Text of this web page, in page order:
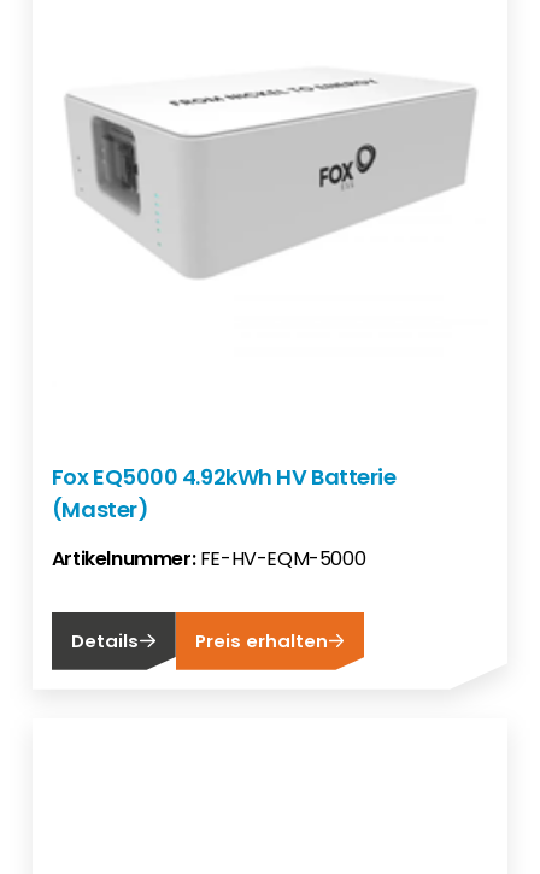
Fox EQ5000 4.92kWh HV Batterie
(Master)
Artikelnummer:FE-HV-EQM-5000
Details Preis erhalten